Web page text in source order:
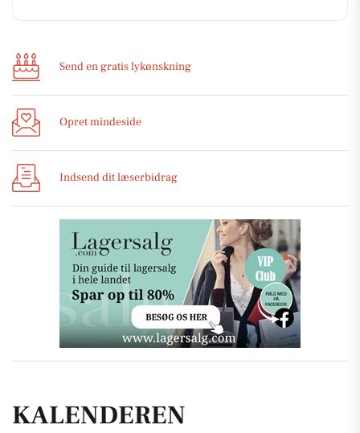
Send en gratis lykønskning
Opret mindeside
Indsend dit læserbidrag
KALENDEREN